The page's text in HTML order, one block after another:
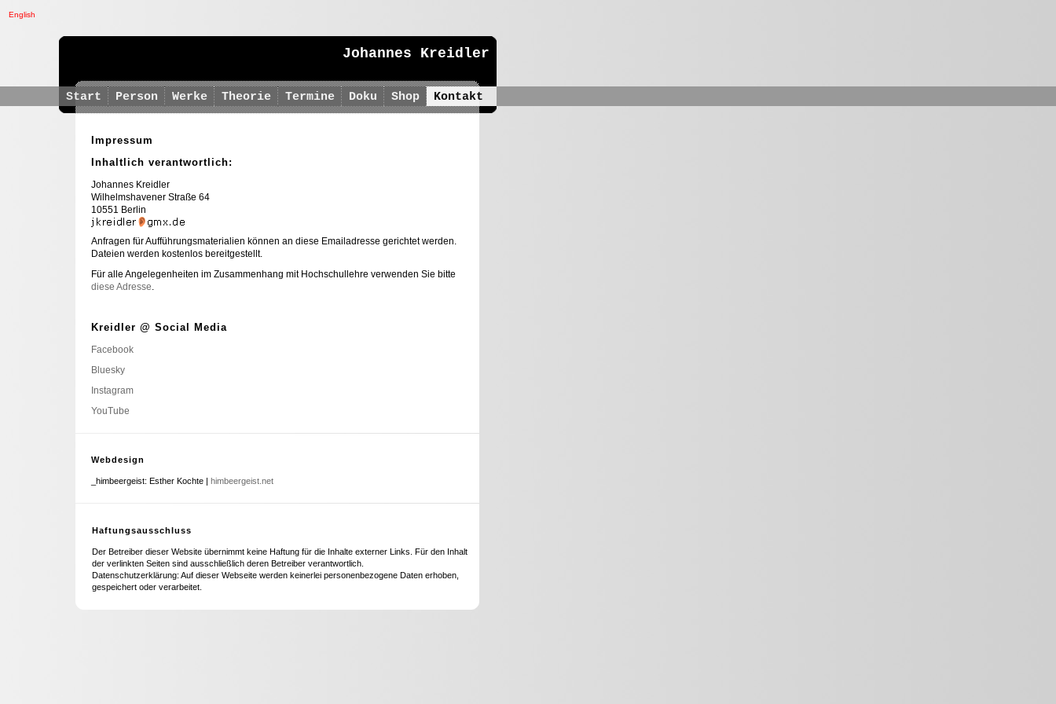
English
Johannes Kreidler
Start Person Werke Theorie Termine Doku Shop Kontakt
Impressum
Inhaltlich verantwortlich:
Johannes Kreidler
Wilhelmshavener Straße 64
10551 Berlin
Anfragen für Aufführungsmaterialien können an diese Emailadresse gerichtet werden.
Dateien werden kostenlos bereitgestellt.
Für alle Angelegenheiten im Zusammenhang mit Hochschullehre verwenden Sie bitte
diese Adresse
Kreidler @ Social Media
Facebook
Bluesky
Instagram
YouTube
Webdesign
_himbeergeist: Esther Kochte | himbeergeist.net
Haftungsausschluss
Der Betreiber dieser Website übernimmt keine Haftung für die Inhalte externer Links. Für den Inhalt
der verlinkten Seiten sind ausschließlich deren Betreiber verantwortlich.
Datenschutzerklärung: Auf dieser Webseite werden keinerlei personenbezogene Daten erhoben,
gespeichert oder verarbeitet.